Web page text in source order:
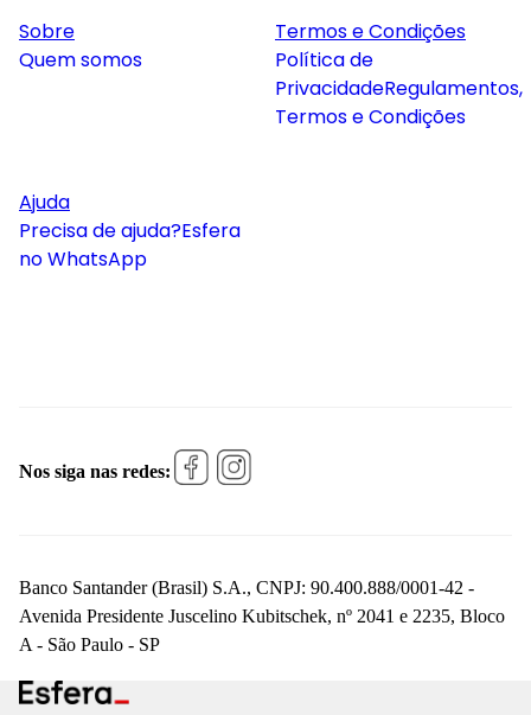
Sobre
Quem somos
Termos e Condições
Política de
PrivacidadeRegulamentos,
Termos e Condições
Ajuda
Precisa de ajuda?Esfera
no WhatsApp
Nos siga nas redes:
Banco Santander (Brasil) S.A., CNPJ: 90.400.888/0001-42 -
Avenida Presidente Juscelino Kubitschek, nº 2041 e 2235, Bloco
A - São Paulo - SP